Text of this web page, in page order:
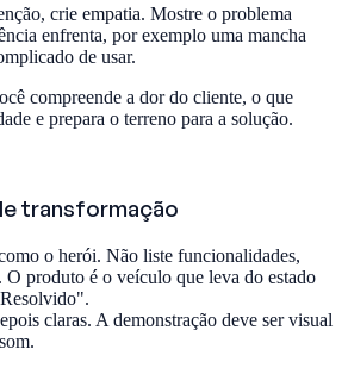
crie empatia. Mostre o problema
enfrenta, por exemplo uma mancha
de usar.
compreende a dor do cliente, o que
e prepara o terreno para a solução.
transformação
o herói. Não liste funcionalidades,
O produto é o veículo que leva do estado
claras. A demonstração deve ser visual